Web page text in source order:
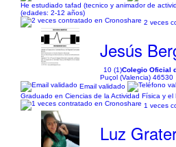
He estudiado tafad (tecnico y animador de
(edades: 2-12 años)
2 veces
Jesús
10 (1)Colegio Oficial
Puçol (Valencia) 46530
Email validado
Graduado en Ciencias de la Actividad Física y
1 veces
Luz